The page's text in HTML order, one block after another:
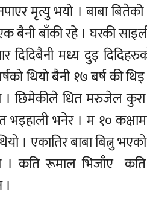
मृत्यु भयो । बाबा
बाँकी रहे । घरकी
दिदिबैनी मध्य दुइ
थियो बैनी १७ बर्ष की
। छिमेकीले धित मरुजेल
भनेर । म १०
। एकातिर बाबा बित्नु
। कति रूमाल भिजाँए